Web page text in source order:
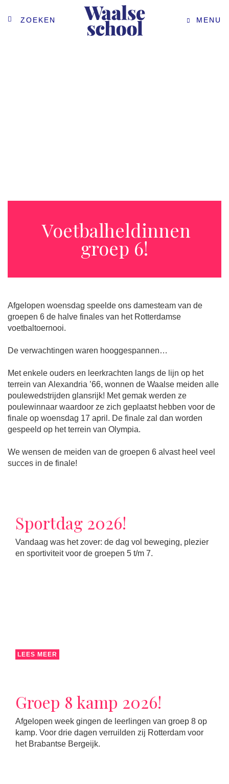
ZOEKEN MENU
Voetbalheldinnen
groep 6!
Afgelopen woensdag speelde ons damesteam van de
groepen 6 de halve finales van het Rotterdamse
voetbaltoernooi.
De verwachtingen waren hooggespannen…
Met enkele ouders en leerkrachten langs de lijn op het
terrein van Alexandria ’66, wonnen de Waalse meiden alle
poulewedstrijden glansrijk! Met gemak werden ze
poulewinnaar waardoor ze zich geplaatst hebben voor de
finale op woensdag 17 april. De finale zal dan worden
gespeeld op het terrein van Olympia.
We wensen de meiden van de groepen 6 alvast heel veel
succes in de finale!
Sportdag 2026!
Vandaag was het zover: de dag vol beweging, plezier
en sportiviteit voor de groepen 5 t/m 7.
LEES MEER
Groep 8 kamp 2026!
Afgelopen week gingen de leerlingen van groep 8 op
kamp. Voor drie dagen verruilden zij Rotterdam voor
het Brabantse Bergeijk.